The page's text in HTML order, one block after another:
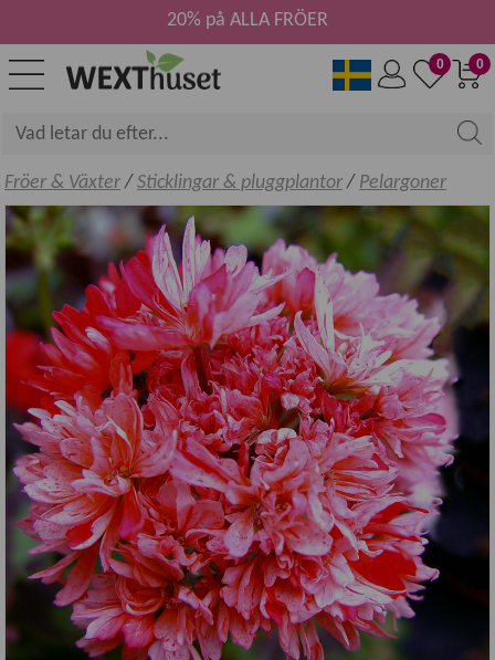
0
0
20% på ALLA FRÖER
Fröer & Växter/ Sticklingar & pluggplantor/ Pelargoner